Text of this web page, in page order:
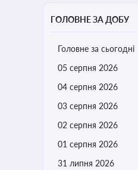
ГОЛОВНЕ ЗА ДОБУ
Головне за сьогодні
05 серпня 2026
04 серпня 2026
03 серпня 2026
02 серпня 2026
01 серпня 2026
31 липня 2026